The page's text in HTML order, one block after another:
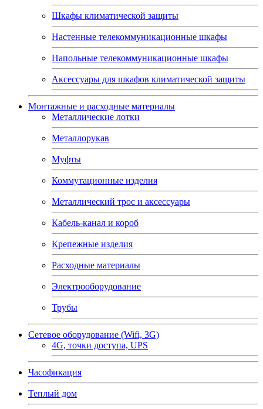
Шкафы климатической защиты
Настенные телекоммуникационные шкафы
Напольные телекоммуникационные шкафы
Аксессуары для шкафов климатической защиты
Монтажные и расходные материалы
Металлические лотки
Металлорукав
Муфты
Коммутационные изделия
Металлический трос и аксессуары
Кабель-канал и короб
Крепежные изделия
Расходные материалы
Электрооборудование
Трубы
Сетевое оборудование (Wifi, 3G)
4G, точки доступа, UPS
Часофикация
Теплый дом